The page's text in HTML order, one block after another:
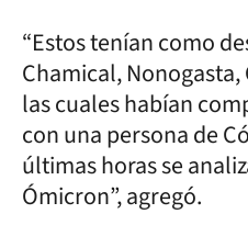
“Estos tenían como
Chamical,
las cuales habían
con una persona de
últimas horas se
Ómicron”, agregó.